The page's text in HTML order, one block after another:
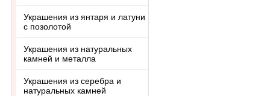
Украшения из янтаря и латуни
с позолотой
Украшения из натуральных
камней и металла
Украшения из серебра и
натуральных камней